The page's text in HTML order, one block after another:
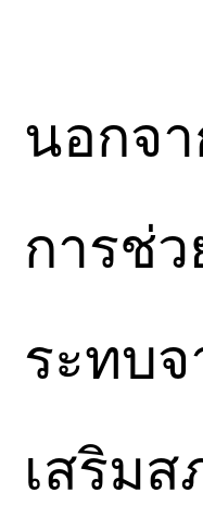
นอกจ
การช่
ระทบ
เสริม